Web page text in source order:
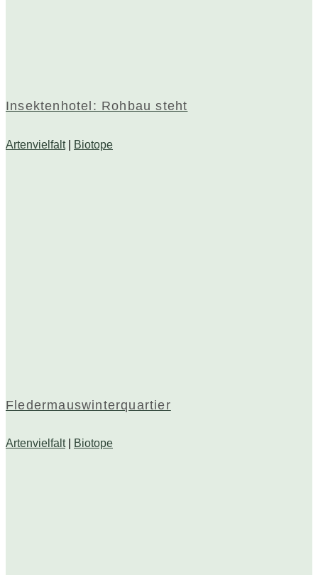
Insektenhotel: Rohbau steht
Artenvielfalt| Biotope
Fledermauswinterquartier
Artenvielfalt| Biotope